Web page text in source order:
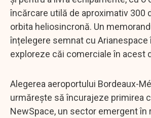
încărcare utilă de aproximativ 300
orbita heliosincronă. Un
înțelegere semnat cu Arianespace
exploreze căi comerciale în acest
Alegerea aeroportului Bordeaux-
urmărește să încurajeze primirea
NewSpace, un sector emergent în